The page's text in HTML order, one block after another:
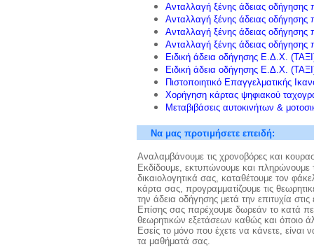
Ανταλλαγή ξένης άδειας
Ανταλλαγή ξένης άδειας
Ανταλλαγή ξένης άδειας οδήγησης
Ανταλλαγή ξένης άδειας οδήγησης
Ειδική άδεια οδήγησης Ε.Δ.Χ.
Ειδική άδεια οδήγησης Ε.Δ.Χ.
Πιστοποιητικό Επαγγελματικής
Χορήγηση κάρτας ψηφιακού
Μεταβιβάσεις αυτοκινήτων &
Να μας προτιμήσετε επειδή:
Αναλαμβάνουμε τις χρονοβόρες και
Εκδίδουμε, εκτυπώνουμε και
δικαιολογητικά σας, καταθέτουμε τον
κάρτα σας, προγραμματίζουμε τις
την άδεια οδήγησης μετά την επιτυχία στις
Επίσης σας παρέχουμε δωρεάν το κατά
θεωρητικών εξετάσεων καθώς και όποιο
Εσείς το μόνο που έχετε να κάνετε, είναι
τα μαθήματά σας.